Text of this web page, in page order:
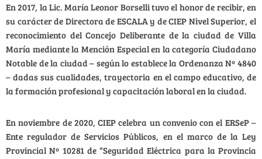
En 2017, la Lic. María Leonor Borselli tuvo el honor de recibir, en
su carácter de Directora de ESCALA y de CIEP Nivel Superior, el
reconocimiento del Concejo Deliberante de la ciudad de Villa
María mediante la Mención Especial en la categoría Ciudadano
Notable de la ciudad – según lo establece la Ordenanza Nº 4840
– dadas sus cualidades, trayectoria en el campo educativo, de
la formación profesional y capacitación laboral en la ciudad.
En noviembre de 2020, CIEP celebra un convenio con el ERSeP –
Ente regulador de Servicios Públicos, en el marco de la Ley
Provincial Nº 10281 de “Seguridad Eléctrica para la Provincia